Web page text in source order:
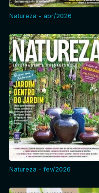
Natureza - abr/2026
Natureza - fev/2026